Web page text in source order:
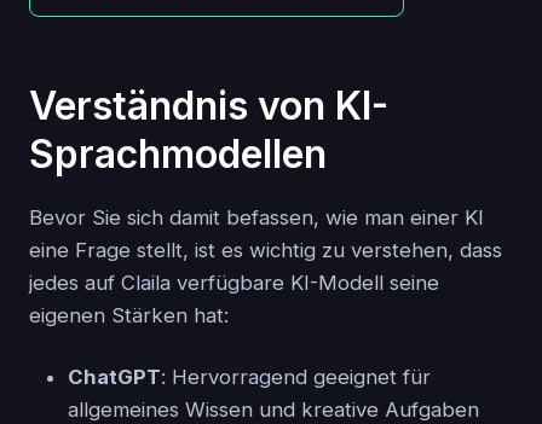
Verständnis von KI-
Sprachmodellen
Bevor Sie sich damit befassen, wie man einer KI
eine Frage stellt, ist es wichtig zu verstehen, dass
jedes auf Claila verfügbare KI-Modell seine
eigenen Stärken hat:
ChatGPT: Hervorragend geeignet für
allgemeines Wissen und kreative Aufgaben